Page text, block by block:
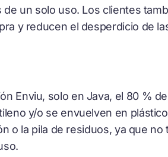
un solo uso. Los clientes
y reducen el desperdicio de
Enviu, solo en Java, el 80 %
y/o se envuelven en
o la pila de residuos, ya que